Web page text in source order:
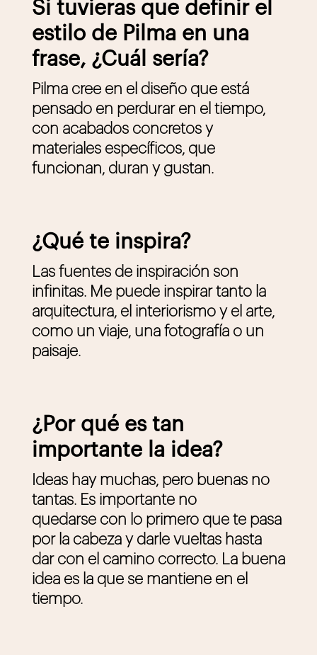
Si tuvieras que definir el
estilo de Pilma en una
frase, ¿Cuál sería?
Pilma cree en el diseño que está
pensado en perdurar en el tiempo,
con acabados concretos y
materiales específicos, que
funcionan, duran y gustan.
¿Qué te inspira?
Las fuentes de inspiración son
infinitas. Me puede inspirar tanto la
arquitectura, el interiorismo y el arte,
como un viaje, una fotografía o un
paisaje.
¿Por qué es tan
importante la idea?
Ideas hay muchas, pero buenas no
tantas. Es importante no
quedarse con lo primero que te pasa
por la cabeza y darle vueltas hasta
dar con el camino correcto. La buena
idea es la que se mantiene en el
tiempo.